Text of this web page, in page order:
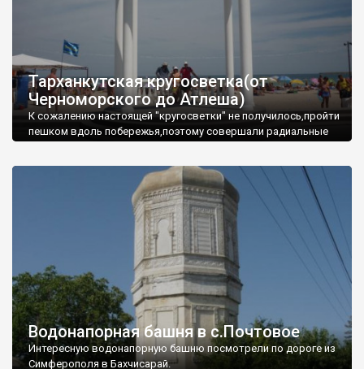
Тарханкутская кругосветка(от
Черноморского до Атлеша)
К сожалению настоящей "кругосветки" не получилось,пройти
пешком вдоль побережья,поэтому совершали радиальные
Водонапорная башня в с.Почтовое
Интересную водонапорную башню посмотрели по дороге из
Симферополя в Бахчисарай.